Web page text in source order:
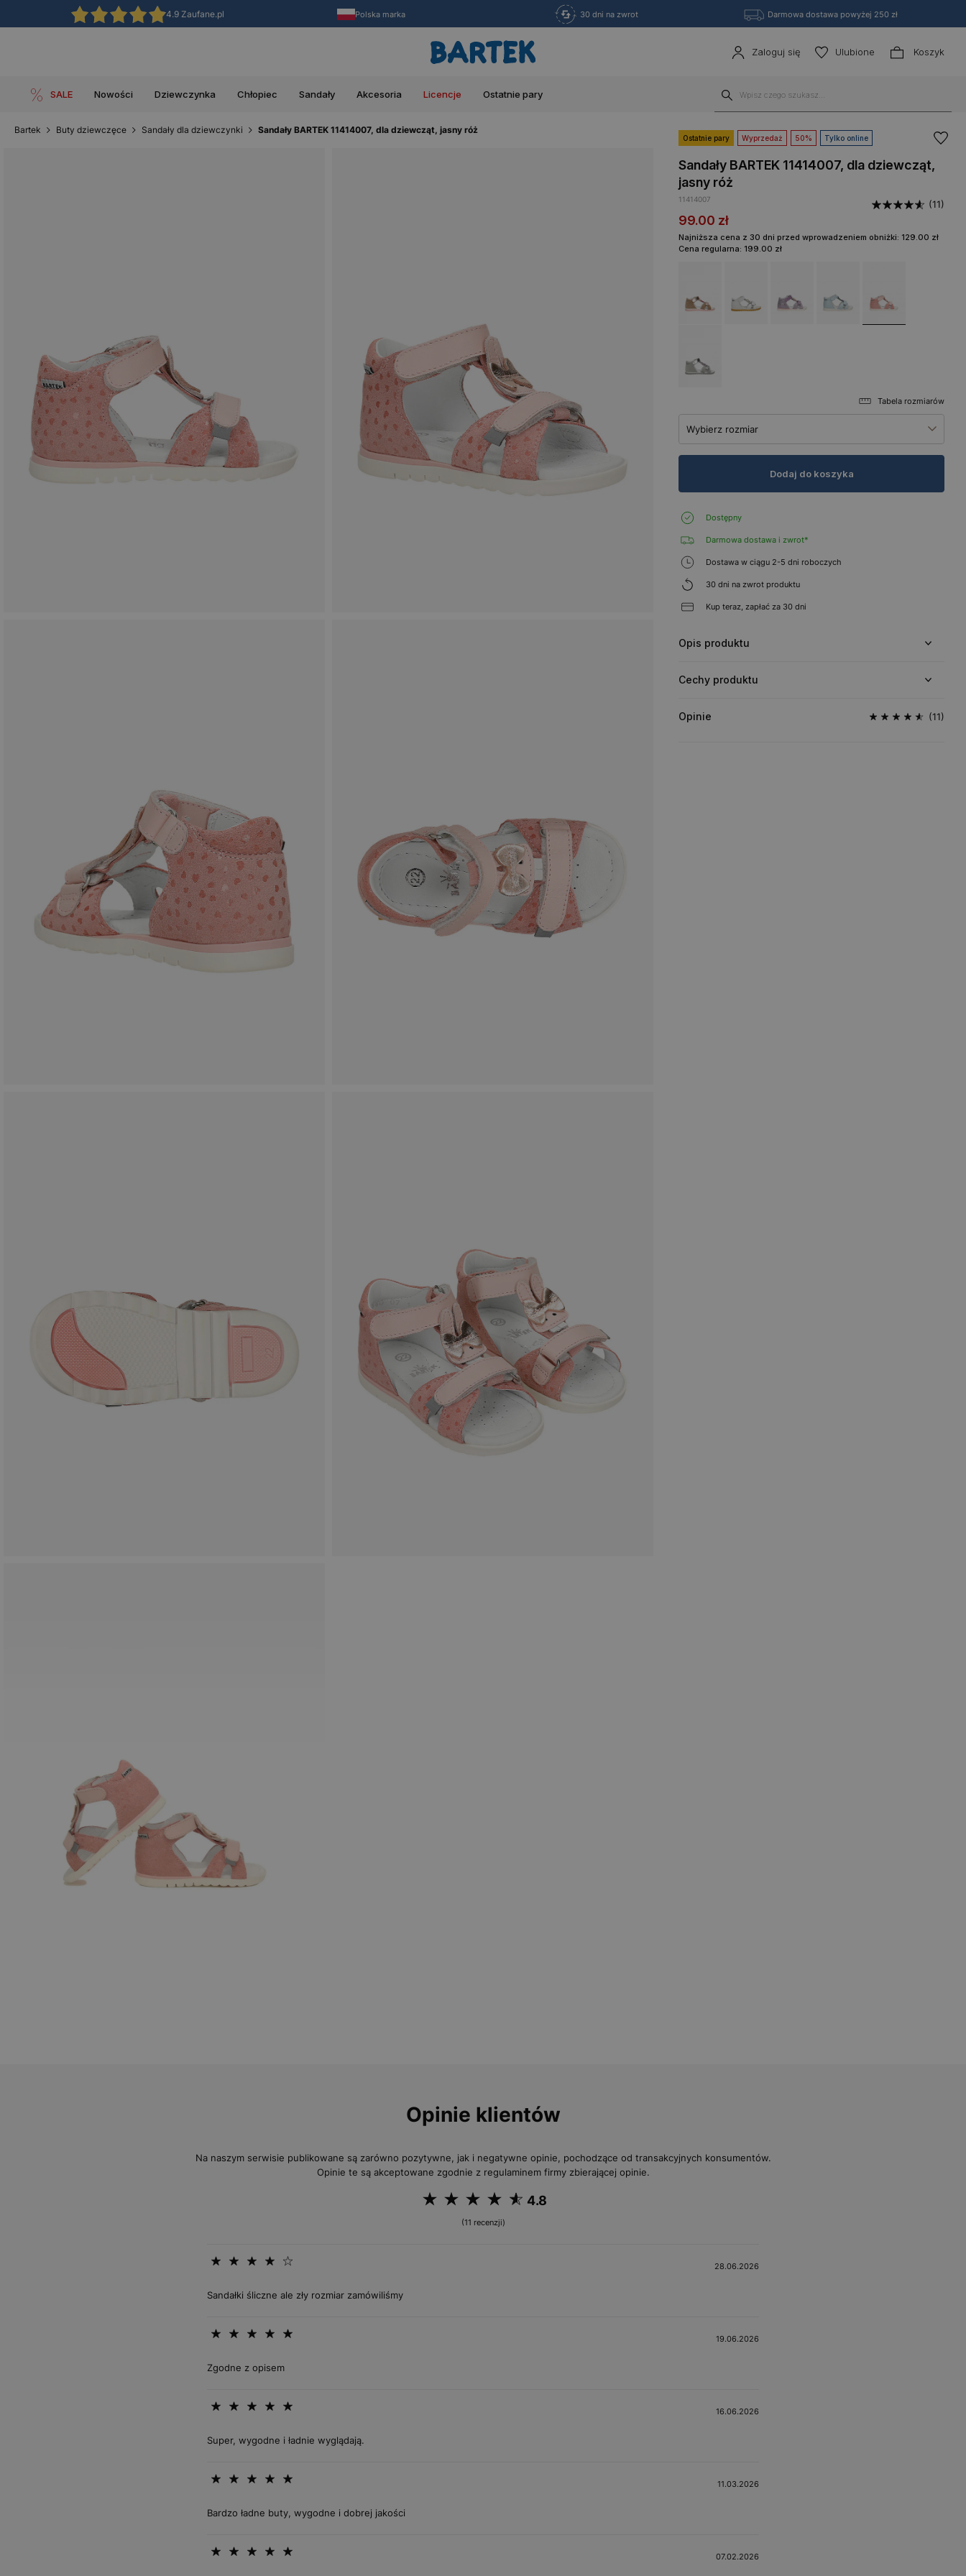
4.9 Zaufane.pl Polska marka 30 dni na zwrot Darmowa dostawa powyżej 250 zł
Zaloguj się Ulubione Koszyk
SALE Nowości Dziewczynka Chłopiec Sandały Akcesoria Licencje Ostatnie pary
Bartek Buty dziewczęce Sandały dla dziewczynki Sandały BARTEK 11414007, dla dziewcząt, jasny róż
Ostatnie pary Wyprzedaż 50% Tylko online
Sandały BARTEK 11414007, dla dziewcząt,
jasny róż
11414007 (11)
99.00 zł
Najniższa cena z 30 dni przed wprowadzeniem obniżki: 129.00 zł
Cena regularna: 199.00 zł
Tabela rozmiarów
Wybierz rozmiar
Dodaj do koszyka
Dostępny
Darmowa dostawa i zwrot*
Dostawa w ciągu 2-5 dni roboczych
30 dni na zwrot produktu
Kup teraz, zapłać za 30 dni
Opis produktu
Cechy produktu
Opinie (11)
Opinie klientów
Na naszym serwisie publikowane są zarówno pozytywne, jak i negatywne opinie, pochodzące od transakcyjnych konsumentów.
Opinie te są akceptowane zgodnie z regulaminem firmy zbierającej opinie.
4.8
(11 recenzji)
28.06.2026
Sandałki śliczne ale zły rozmiar zamówiliśmy
19.06.2026
Zgodne z opisem
16.06.2026
Super, wygodne i ładnie wyglądają.
11.03.2026
Bardzo ładne buty, wygodne i dobrej jakości
07.02.2026